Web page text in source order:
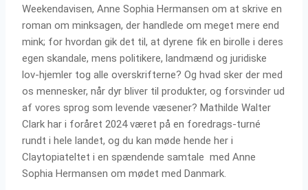
Weekendavisen, Anne Sophia Hermansen om at skrive en
roman om minksagen, der handlede om meget mere end
mink; for hvordan gik det til, at dyrene fik en birolle i deres
egen skandale, mens politikere, landmænd og juridiske
lov-hjemler tog alle overskrifterne? Og hvad sker der med
os mennesker, når dyr bliver til produkter, og forsvinder ud
af vores sprog som levende væsener? Mathilde Walter
Clark har i foråret 2024 været på en foredrags-turné
rundt i hele landet, og du kan møde hende her i
Claytopiateltet i en spændende samtale med Anne
Sophia Hermansen om mødet med Danmark.